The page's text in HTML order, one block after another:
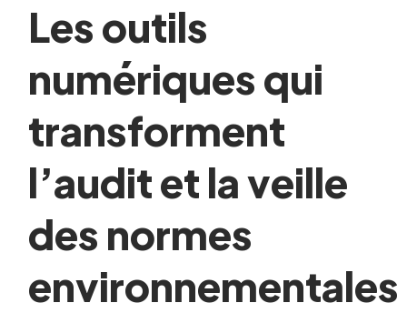
Les outils
numériques qui
transforment
l’audit et la veille
des normes
environnementales